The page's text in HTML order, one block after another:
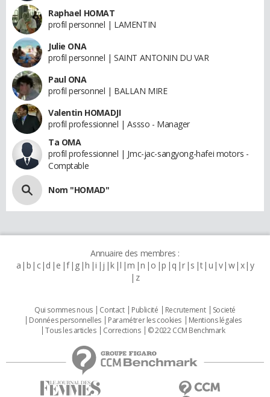
Raphael HOMAT
profil personnel | LAMENTIN
Julie ONA
profil personnel | SAINT ANTONIN DU VAR
Paul ONA
profil personnel | BALLAN MIRE
Valentin HOMADJI
profil professionnel | Assso - Manager
Ta OMA
profil professionnel | Jmc-jac-sangyong-hafei motors -
Comptable
Nom "HOMAD"
Annuaire des membres :
a b c d e f g h i j k l m n o p q r s t u v w x y
z
Qui sommes nous Contact Publicité Recrutement
Societé
Données personnelles
Paramétrer les cookies
Mentions légales
Tous les articles
Corrections © 2022 CCM Benchmark